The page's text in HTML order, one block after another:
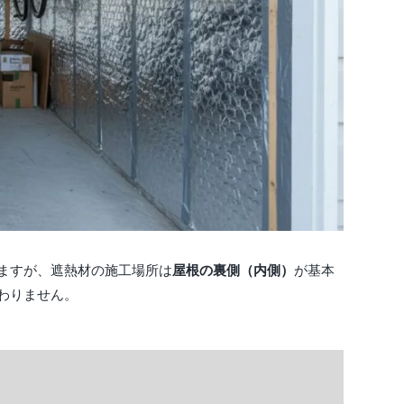
すが、遮熱材の施工場所は屋根の裏側（内側） が基本
ません。